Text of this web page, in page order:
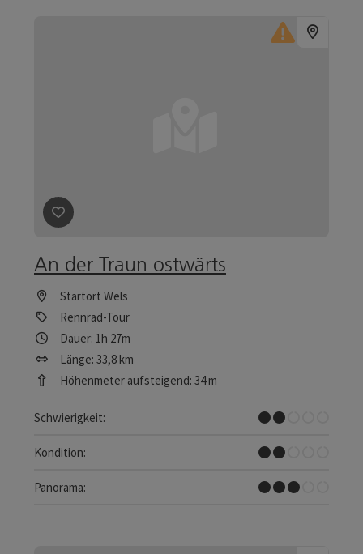
Beitrag merken
An der Traun ostwärts
Startort Wels
Rennrad-Tour
Dauer: 1h 27m
Länge: 33,8 km
Höhenmeter aufsteigend: 34 m
Schwierigkeit:
Leicht
Kondition:
Leicht
Panorama:
Einige Ausblicke